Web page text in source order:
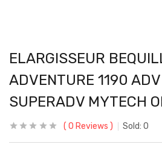
ELARGISSEUR
ADVENTURE 1190
SUPERADV MYTECH
0 Reviews Sold: 0